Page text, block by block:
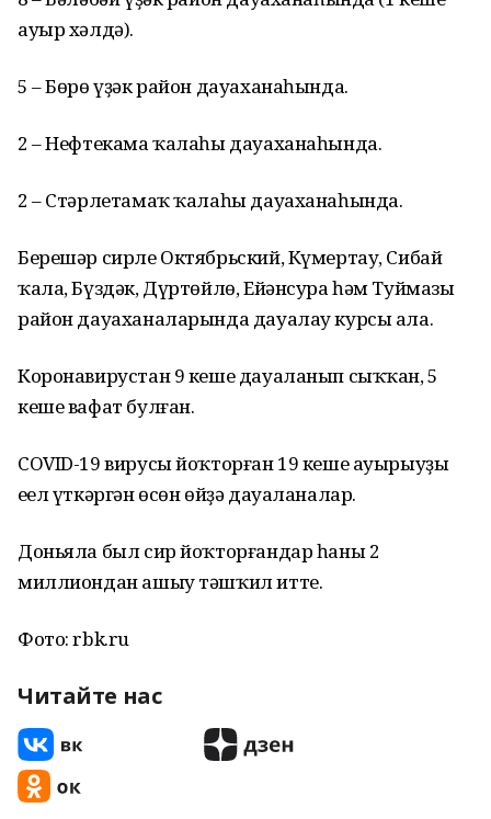
ауыр хәлдә).
5 – Бөрө үҙәк район дауаханаһында.
2 – Нефтекама ҡалаһы дауаханаһында.
2 – Стәрлетамаҡ ҡалаһы дауаханаһында.
Берешәр сирле Октябрьский, Күмертау, Сибай
ҡала, Бүздәк, Дүртөйлө, Ейәнсура һәм Туймазы
район дауаханаларында дауалау курсы ала.
Коронавирустан 9 кеше дауаланып сыҡҡан, 5
кеше вафат булған.
COVID-19 вирусы йоҡторған 19 кеше ауырыуҙы
еңел үткәргән өсөн өйҙә дауаланалар.
Доньяла был сир йоҡторғандар һаны 2
миллиондан ашыу тәшҡил итте.
Фото: rbk.ru
Читайте нас